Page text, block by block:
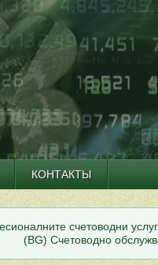
КОНТАКТЫ
счетоводни
(BG) Счетоводно